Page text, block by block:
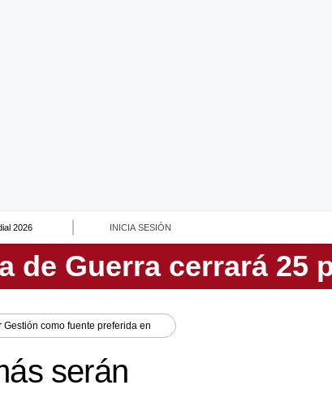
2026 INICIA SESIÓN
Gestión como fuente preferida en
serán